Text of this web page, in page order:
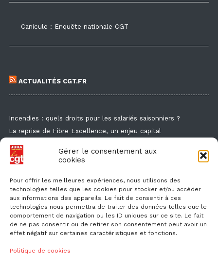
Gérer le consentement aux
cookies
Pour offrir les meilleures expériences, nous utilisons des
technologies telles que les cookies pour stocker et/ou accéder
aux informations des appareils. Le fait de consentir à ces
technologies nous permettra de traiter des données telles que le
comportement de navigation ou les ID uniques sur ce site. Le fait
de ne pas consentir ou de retirer son consentement peut avoir un
effet négatif sur certaines caractéristiques et fonctions.
Politique de cookies
Canicule : Enquête nationale CGT
ACTUALITÉS CGT.FR
Incendies : quels droits pour les salariés saisonniers ?
La reprise de Fibre Excellence, un enjeu capital
Guide de la formation syndicale
Formation syndicale : les affiches